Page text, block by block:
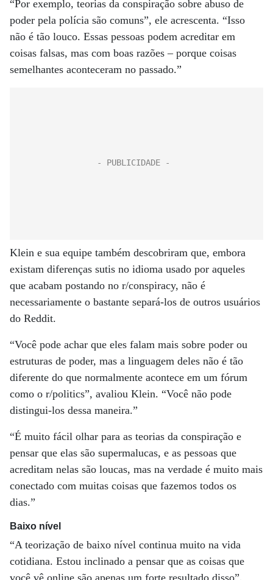
“Por exemplo, teorias da conspiração sobre abuso de
poder pela polícia são comuns”, ele acrescenta. “Isso
não é tão louco. Essas pessoas podem acreditar em
coisas falsas, mas com boas razões – porque coisas
semelhantes aconteceram no passado.”
Klein e sua equipe também descobriram que, embora
existam diferenças sutis no idioma usado por aqueles
que acabam postando no r/conspiracy, não é
necessariamente o bastante separá-los de outros usuários
do Reddit.
“Você pode achar que eles falam mais sobre poder ou
estruturas de poder, mas a linguagem deles não é tão
diferente do que normalmente acontece em um fórum
como o r/politics”, avaliou Klein. “Você não pode
distingui-los dessa maneira.”
“É muito fácil olhar para as teorias da conspiração e
pensar que elas são supermalucas, e as pessoas que
acreditam nelas são loucas, mas na verdade é muito mais
conectado com muitas coisas que fazemos todos os
dias.”
Baixo nível
“A teorização de baixo nível continua muito na vida
cotidiana. Estou inclinado a pensar que as coisas que
você vê online são apenas um forte resultado disso”,